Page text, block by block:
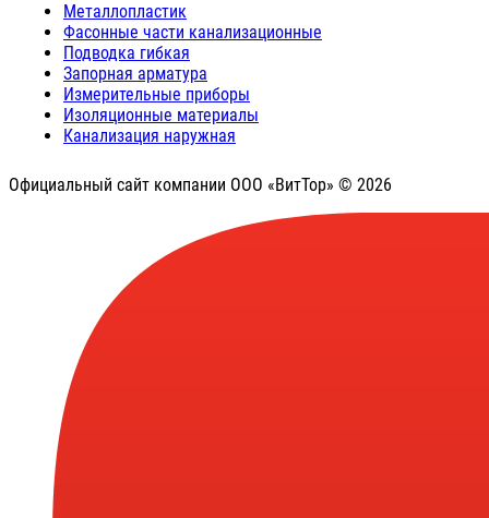
Металлопластик
Фасонные части канализационные
Подводка гибкая
Запорная арматура
Измерительные приборы
Изоляционные материалы
Канализация наружная
Официальный сайт компании ООО «ВитТор» © 2026